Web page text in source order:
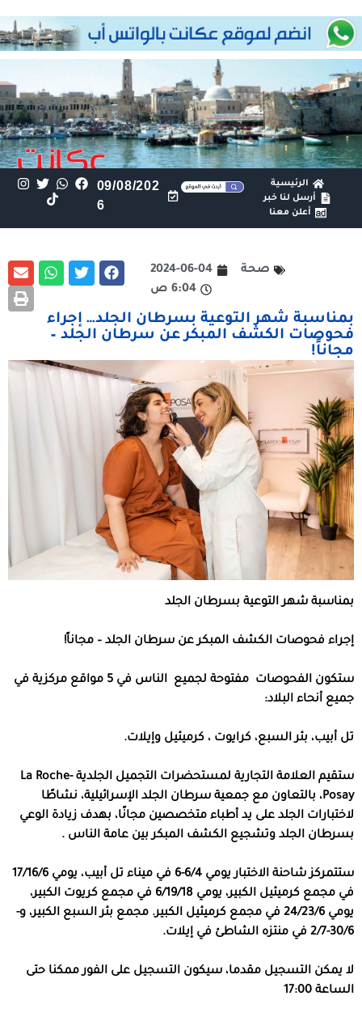
الرئيسية
أرسل لنا خبر
أعلن معنا
09/08/202
6
صحة
2024-06-04
6:04 ص
بمناسبة شهر التوعية بسرطان الجلد… إجراء
فحوصات الكشف المبكر عن سرطان الجلد –
مجاناً!
بمناسبة شهر التوعية بسرطان الجلد
إجراء فحوصات الكشف المبكر عن سرطان الجلد – مجاناً!
ستكون الفحوصات مفتوحة لجميع
الناس في 5 مواقع مركزية في
جميع أنحاء البلاد:
تل أبيب، بئر السبع، كرايوت ، كرميئيل وإيلات.
ستقيم العلامة التجارية لمستحضرات التجميل الجلدية La Roche-
Posay، بالتعاون مع جمعية سرطان الجلد الإسرائيلية، نشاطًا
لاختبارات الجلد على يد أطباء متخصصين مجانًا، بهدف زيادة الوعي
بسرطان الجلد وتشجيع الكشف المبكر بين عامة الناس .
ستتمركز شاحنة الاختبار يومي 6/4-6 في ميناء تل أبيب، يومي 17/16/6
في مجمع كرميئيل الكبير، يومي 6/19/18 في مجمع كريوت الكبير،
يومي 24/23/6 في مجمع كرميئيل الكبير. مجمع بئر السبع الكبير، و-
30/6-2/7 في منتزه الشاطئ في إيلات.
لا يمكن التسجيل مقدما، سيكون التسجيل على الفور ممكنا حتى
الساعة 17:00